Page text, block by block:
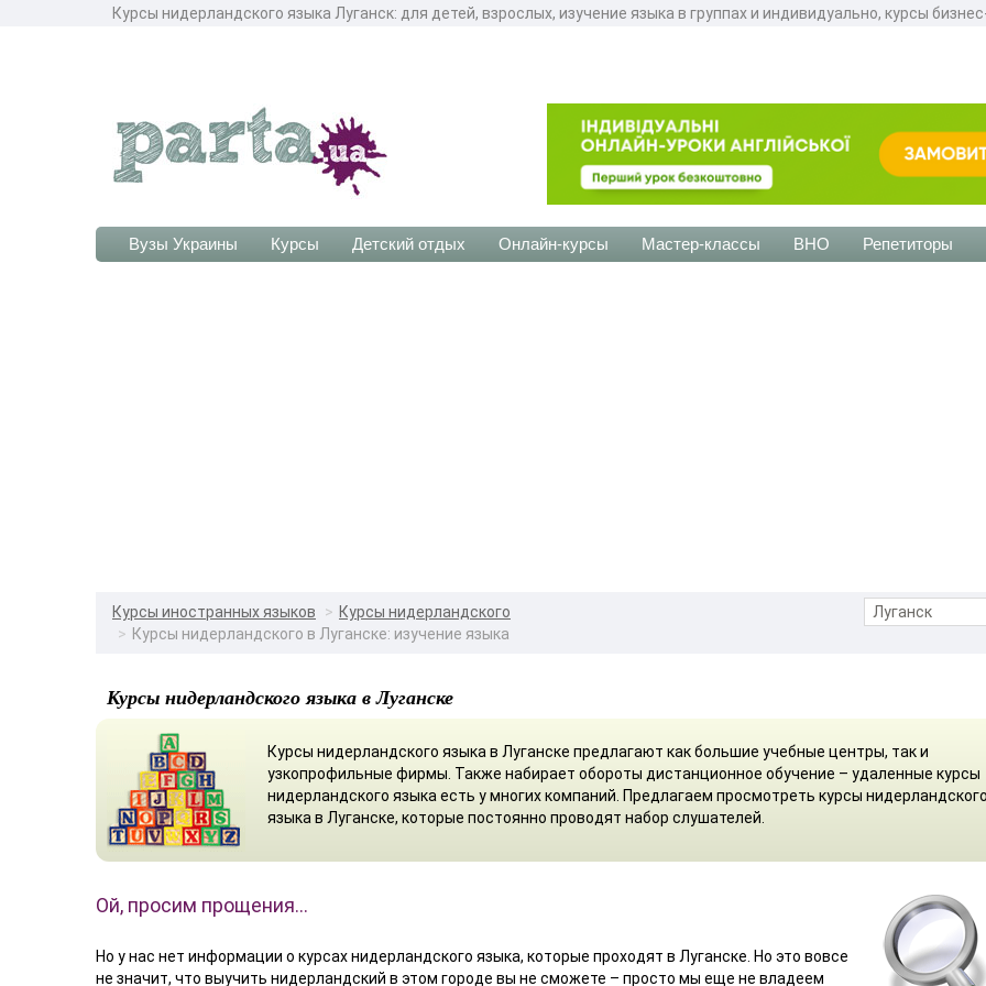
Курсы нидерландского языка Луганск: для детей, взрослых, изучение языка в группах и индивидуально, курсы
Вузы Украины Курсы Детский отдых Онлайн-курсы Мастер-классы ВНО Репетиторы
Курсы иностранных языков
Курсы нидерландского
Курсы нидерландского в Луганске: изучение языка
Курсы нидерландского языка в Луганске
Курсы нидерландского языка в Луганске предлагают как большие учебные центры, так и
узкопрофильные фирмы. Также набирает обороты дистанционное обучение – удаленные курсы
нидерландского языка есть у многих компаний. Предлагаем просмотреть курсы
языка в Луганске, которые постоянно проводят набор слушателей.
Ой, просим прощения…
Но у нас нет информации о курсах нидерландского языка, которые проходят в Луганске. Но это вовсе
не значит, что выучить нидерландский в этом городе вы не сможете – просто мы еще не владеем